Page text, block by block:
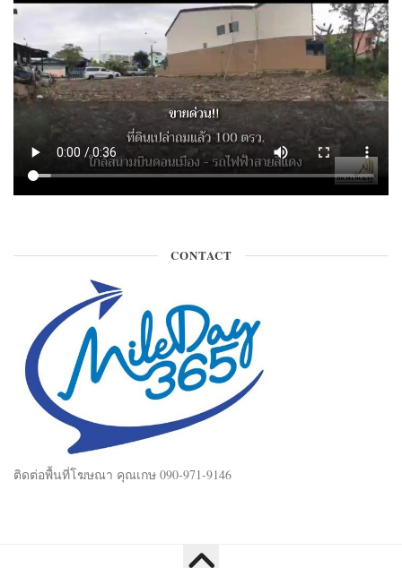
CONTACT
ติดต่อพื้นที่โฆษณา คุณเกษ 090-971-9146